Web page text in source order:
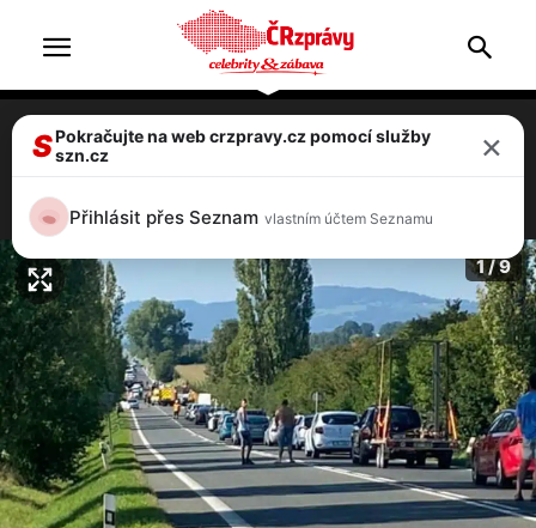
U Jičína boural motorkář, na místě zemřel,
1 / 9
SPokračujte na web crzpravy.cz pomocí služby
szn.cz
×
Přihlásit přes Seznam vlastním účtem Seznamu